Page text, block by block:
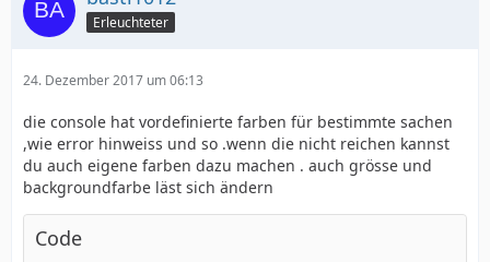
Erleuchteter
24. Dezember 2017 um 06:13
die console hat vordefinierte farben für bestimmte sachen
,wie error hinweiss und so .wenn die nicht reichen kannst
du auch eigene farben dazu machen . auch grösse und
backgroundfarbe läst sich ändern
Code